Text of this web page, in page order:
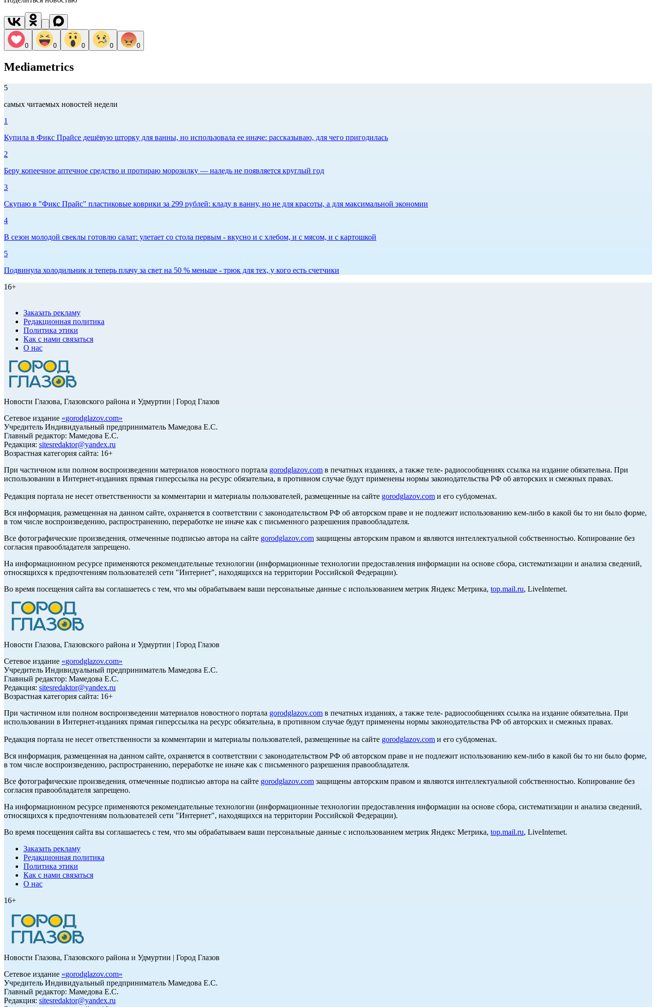
0 0 0 0 0
Mediametrics
5
самых читаемых новостей недели
1
Купила в Фикс Прайсе дешёвую шторку для ванны, но использовала ее иначе: рассказываю, для чего пригодилась
2
Беру копеечное аптечное средство и протираю морозилку — наледь не появляется круглый год
3
Скупаю в "Фикс Прайс" пластиковые коврики за 299 рублей: кладу в ванну, но не для красоты, а для максимальной экономии
4
В сезон молодой свеклы готовлю салат: улетает со стола первым - вкусно и с хлебом, и с мясом, и с картошкой
5
Подвинула холодильник и теперь плачу за свет на 50 % меньше - трюк для тех, у кого есть счетчики
16+
Заказать рекламу
Редакционная политика
Политика этики
Как с нами связаться
О нас
Новости Глазова, Глазовского района и Удмуртии | Город Глазов
Сетевое издание «gorodglazov.com»
Учредитель Индивидуальный предприниматель Мамедова Е.С.
Главный редактор: Мамедова Е.С.
Редакция: sitesredaktor@yandex.ru
Возрастная категория сайта: 16+
При частичном или полном воспроизведении материалов новостного портала gorodglazov.com в печатных изданиях, а также теле- радиосообщениях ссылка на издание обязательна. При
использовании в Интернет-изданиях прямая гиперссылка на ресурс обязательна, в противном случае будут применены нормы законодательства РФ об авторских и смежных правах.
Редакция портала не несет ответственности за комментарии и материалы пользователей, размещенные на сайте gorodglazov.com и его субдоменах.
Вся информация, размещенная на данном сайте, охраняется в соответствии с законодательством РФ об авторском праве и не подлежит использованию кем-либо в какой бы то ни было форме,
в том числе воспроизведению, распространению, переработке не иначе как с письменного разрешения правообладателя.
Все фотографические произведения, отмеченные подписью автора на сайте gorodglazov.com защищены авторским правом и являются интеллектуальной собственностью. Копирование без
согласия правообладателя запрещено.
На информационном ресурсе применяются рекомендательные технологии (информационные технологии предоставления информации на основе сбора, систематизации и анализа сведений,
относящихся к предпочтениям пользователей сети "Интернет", находящихся на территории Российской Федерации).
Во время посещения сайта вы соглашаетесь с тем, что мы обрабатываем ваши персональные данные с использованием метрик Яндекс Метрика, top.mail.ru, LiveInternet.
Новости Глазова, Глазовского района и Удмуртии | Город Глазов
Сетевое издание «gorodglazov.com»
Учредитель Индивидуальный предприниматель Мамедова Е.С.
Главный редактор: Мамедова Е.С.
Редакция: sitesredaktor@yandex.ru
Возрастная категория сайта: 16+
При частичном или полном воспроизведении материалов новостного портала gorodglazov.com в печатных изданиях, а также теле- радиосообщениях ссылка на издание обязательна. При
использовании в Интернет-изданиях прямая гиперссылка на ресурс обязательна, в противном случае будут применены нормы законодательства РФ об авторских и смежных правах.
Редакция портала не несет ответственности за комментарии и материалы пользователей, размещенные на сайте gorodglazov.com и его субдоменах.
Вся информация, размещенная на данном сайте, охраняется в соответствии с законодательством РФ об авторском праве и не подлежит использованию кем-либо в какой бы то ни было форме,
в том числе воспроизведению, распространению, переработке не иначе как с письменного разрешения правообладателя.
Все фотографические произведения, отмеченные подписью автора на сайте gorodglazov.com защищены авторским правом и являются интеллектуальной собственностью. Копирование без
согласия правообладателя запрещено.
На информационном ресурсе применяются рекомендательные технологии (информационные технологии предоставления информации на основе сбора, систематизации и анализа сведений,
относящихся к предпочтениям пользователей сети "Интернет", находящихся на территории Российской Федерации).
Во время посещения сайта вы соглашаетесь с тем, что мы обрабатываем ваши персональные данные с использованием метрик Яндекс Метрика, top.mail.ru, LiveInternet.
Заказать рекламу
Редакционная политика
Политика этики
Как с нами связаться
О нас
16+
Новости Глазова, Глазовского района и Удмуртии | Город Глазов
Сетевое издание «gorodglazov.com»
Учредитель Индивидуальный предприниматель Мамедова Е.С.
Главный редактор: Мамедова Е.С.
Редакция: sitesredaktor@yandex.ru